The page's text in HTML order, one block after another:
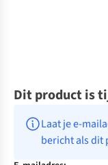
Dit product is
Laat je e-
bericht als dit